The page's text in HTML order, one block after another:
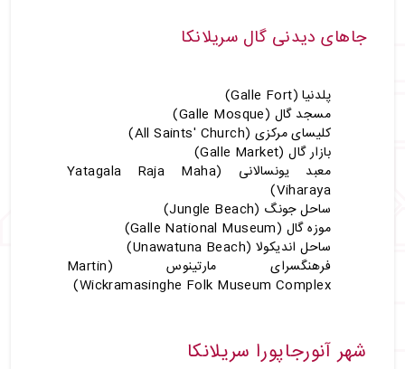
جاهای دیدنی گال سریلانکا
پلدنیا (Galle Fort)
مسجد گال (Galle Mosque)
کلیسای مرکزی (All Saints' Church)
بازار گال (Galle Market)
معبد یونسالانی (Yatagala Raja Maha
Viharaya)
ساحل جونگ (Jungle Beach)
موزه گال (Galle National Museum)
ساحل اندیکولا (Unawatuna Beach)
فرهنگسرای مارتینوس (Martin
Wickramasinghe Folk Museum Complex)
شهر آنورجاپورا سریلانکا